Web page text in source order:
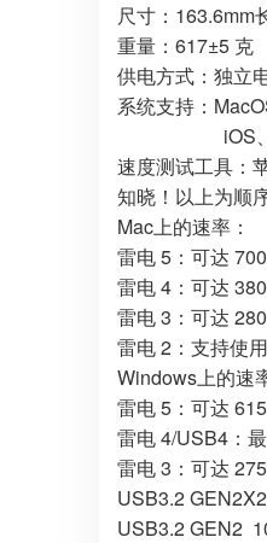
尺寸：163.6mm
重量：617±5 克
供电方式：独立
系统支持：
iOS、
速度测试工具：
知晓！以上为顺
Mac上的速率：
雷电 5：可达
雷电 4：可达
雷电 3：可达
雷电 2：支持使
Windows上的速
雷电 5：可达
雷电 4/USB4：
雷电 3：可达
USB3.2
USB3.2 GEN2